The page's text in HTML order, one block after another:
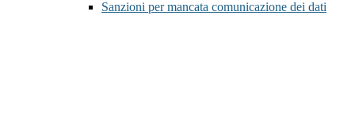
Sanzioni per mancata comunicazione dei dati